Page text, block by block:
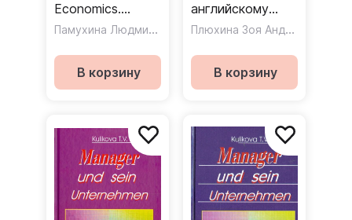
Economics.
Учебное пособие
Памухина Людмила Георгиевна ,Филиппова
В корзину
английскому
языку.
учет и аудит
Плюхина Зоя Андреевна
В корзину